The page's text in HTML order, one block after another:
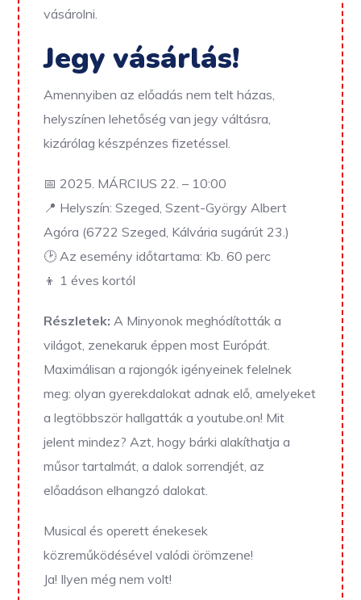
vásárolni.
Jegy vásárlás!
Amennyiben az előadás nem telt házas,
helyszínen lehetőség van jegy váltásra,
kizárólag készpénzes fizetéssel.
📅 2025. MÁRCIUS 22. – 10:00
📍 Helyszín: Szeged, Szent-György Albert
Agóra (6722 Szeged, Kálvária sugárút 23.)
🕑 Az esemény időtartama: Kb. 60 perc
👦 1 éves kortól
Részletek:A Minyonok meghódították a
világot, zenekaruk éppen most Európát.
Maximálisan a rajongók igényeinek felelnek
meg: olyan gyerekdalokat adnak elő, amelyeket
a legtöbbször hallgatták a youtube.on! Mit
jelent mindez? Azt, hogy bárki alakíthatja a
műsor tartalmát, a dalok sorrendjét, az
előadáson elhangzó dalokat.
Musical és operett énekesek
közreműködésével valódi örömzene!
Ja! Ilyen még nem volt!